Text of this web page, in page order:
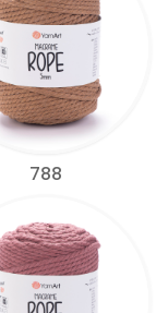
788